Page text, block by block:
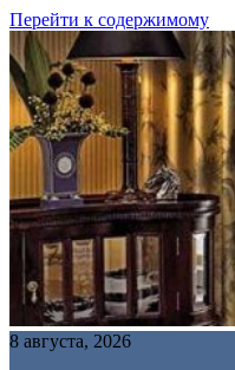
Перейти к содержимому
8 августа, 2026